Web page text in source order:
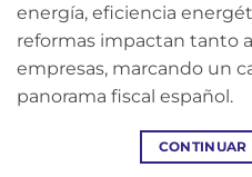
energía, eficiencia
reformas impactan tanto
empresas, marcando un
panorama fiscal español.
CONTINUAR